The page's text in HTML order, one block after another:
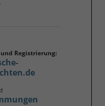
Registrierung: